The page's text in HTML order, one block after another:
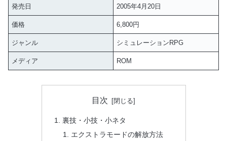
発売日 2005年4月20日
価格 6,800円
ジャンル シミュレーションRPG
メディア ROM
目次
裏技・小技・小ネタ
エクストラモードの解放方法